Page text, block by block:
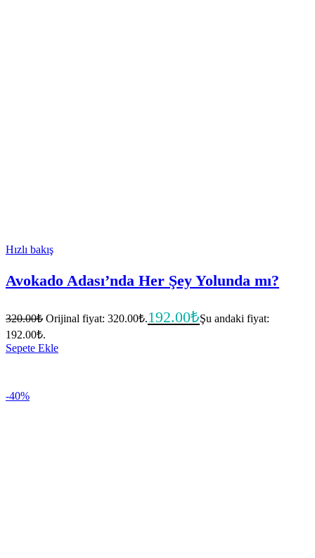
Hızlı bakış
Avokado Adası’nda Her Şey Yolunda mı?
320.00₺ Orijinal fiyat: 320.00₺.192.00₺Şu andaki fiyat:
192.00₺.
Sepete Ekle
-40%